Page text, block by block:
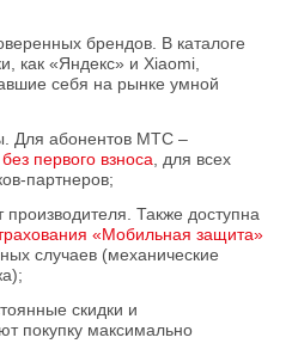
брендов. В каталоге
как «Яндекс» и Xiaomi,
себя на рынке умной
Для абонентов МТС –
первого взноса, для всех
партнеров;
Также доступна
«Мобильная защита»
случаев (механические
скидки и
покупку максимально